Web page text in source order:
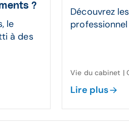
?
le
à des
Découvrez
Vie du cabinet |
Lire plus